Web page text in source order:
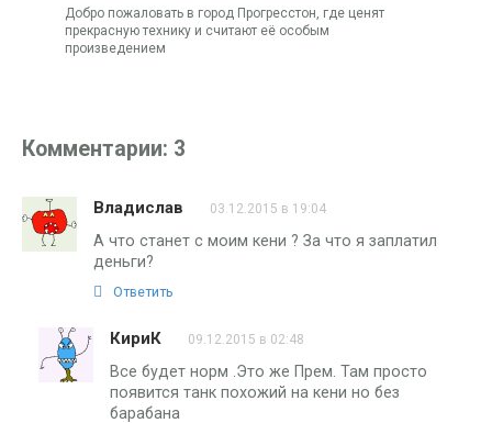
Добро пожаловать в город Прогресстон, где ценят
прекрасную технику и считают её особым
произведением
Комментарии: 3
Владислав 03.12.2015 в 19:04
А что станет с моим кени ? За что я заплатил
деньги?
Ответить
КириК 09.12.2015 в 02:48
Все будет норм .Это же Прем. Там просто
появится танк похожий на кени но без
барабана